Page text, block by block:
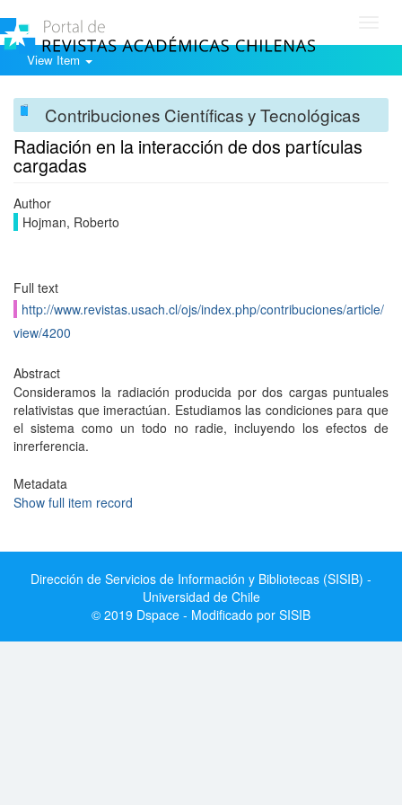
View Item
Contribuciones Científicas y Tecnológicas
Radiación en la interacción de dos partículas
cargadas
Author
Hojman, Roberto
Full text
http://www.revistas.usach.cl/ojs/index.php/contribuciones/article/
view/4200
Abstract
Consideramos la radiación producida por dos cargas puntuales
relativistas que imeractúan. Estudiamos las condiciones para que
el sistema como un todo no radie, incluyendo los efectos de
inrerferencia.
Metadata
Show full item record
Dirección de Servicios de Información y Bibliotecas (SISIB) -
Universidad de Chile
© 2019 Dspace - Modificado por SISIB